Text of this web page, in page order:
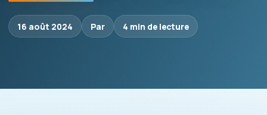
16 août 2024 Par 4 min de lecture